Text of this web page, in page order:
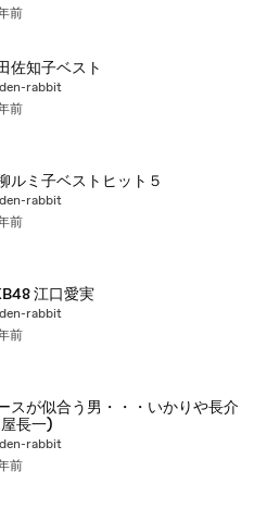
前
佐知子ベスト
rabbit
前
ルミ子ベストヒット５
rabbit
前
江口愛実
rabbit
前
スが似合う男・・・いかりや長介
長一)
rabbit
前